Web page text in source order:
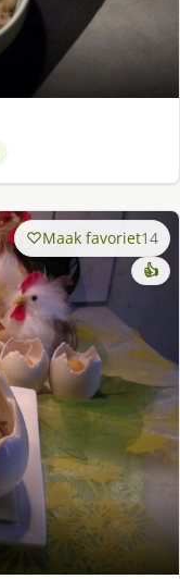
Maak favoriet14
👍